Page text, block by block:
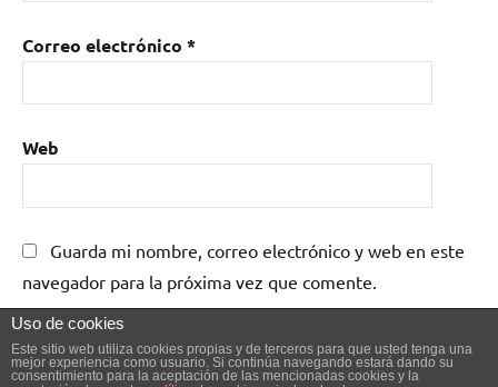
Correo electrónico *
Web
Guarda mi nombre, correo electrónico y web en este
navegador para la próxima vez que comente.
Uso de cookies
Este sitio web utiliza cookies propias y de terceros para que usted tenga una
mejor experiencia como usuario. Si continúa navegando estará dando su
consentimiento para la aceptación de las mencionadas cookies y la